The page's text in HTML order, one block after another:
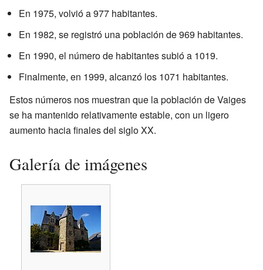
En 1975, volvió a 977 habitantes.
En 1982, se registró una población de 969 habitantes.
En 1990, el número de habitantes subió a 1019.
Finalmente, en 1999, alcanzó los 1071 habitantes.
Estos números nos muestran que la población de Vaiges
se ha mantenido relativamente estable, con un ligero
aumento hacia finales del siglo XX.
Galería de imágenes